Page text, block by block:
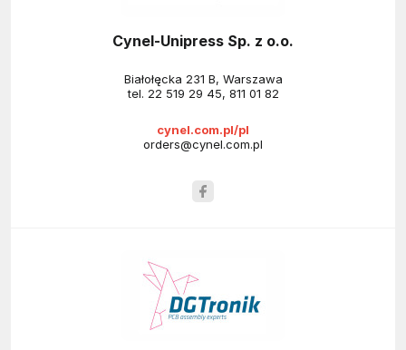
Cynel-Unipress Sp. z o.o.
Białołęcka 231 B, Warszawa
tel. 22 519 29 45, 811 01 82
cynel.com.pl/pl
orders@cynel.com.pl